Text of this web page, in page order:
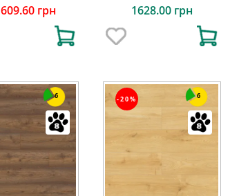
609.60 грн 1628.00 грн
6 -20% 6